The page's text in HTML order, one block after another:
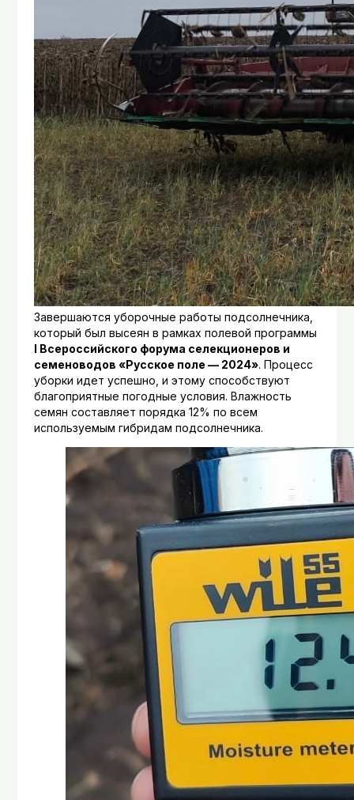
Завершаются уборочные работы подсолнечника,
который был высеян в рамках полевой программы
I Всероссийского форума селекционеров и
семеноводов «Русское поле — 2024». Процесс
уборки идет успешно, и этому способствуют
благоприятные погодные условия. Влажность
семян составляет порядка 12% по всем
используемым гибридам подсолнечника.